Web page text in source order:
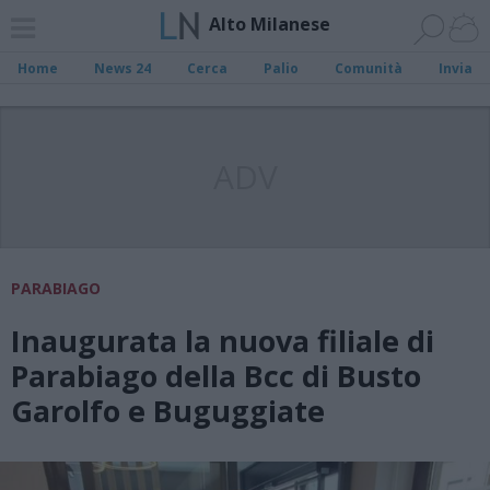
Alto Milanese
Home News 24 Cerca Palio Comunità Invia
PARABIAGO
Inaugurata la nuova filiale di
Parabiago della Bcc di Busto
Garolfo e Buguggiate